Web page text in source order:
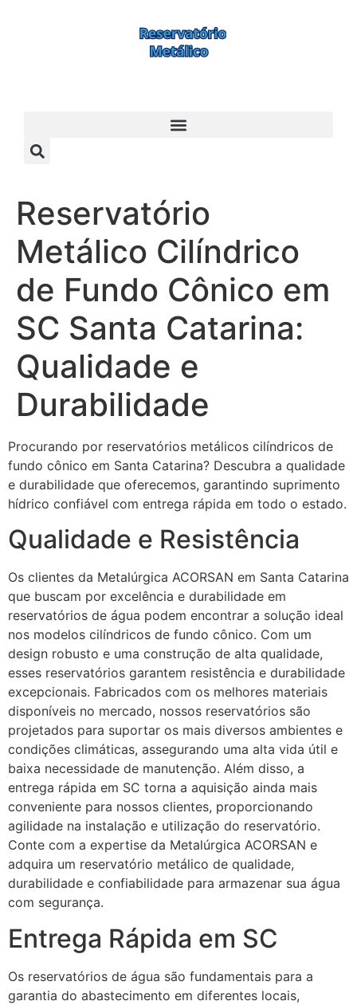
Reservatório
Metálico Cilíndrico
de Fundo Cônico em
SC Santa Catarina:
Qualidade e
Durabilidade
Procurando por reservatórios metálicos cilíndricos de
fundo cônico em Santa Catarina? Descubra a qualidade
e durabilidade que oferecemos, garantindo suprimento
hídrico confiável com entrega rápida em todo o estado.
Qualidade e Resistência
Os clientes da Metalúrgica ACORSAN em Santa Catarina
que buscam por excelência e durabilidade em
reservatórios de água podem encontrar a solução ideal
nos modelos cilíndricos de fundo cônico. Com um
design robusto e uma construção de alta qualidade,
esses reservatórios garantem resistência e durabilidade
excepcionais. Fabricados com os melhores materiais
disponíveis no mercado, nossos reservatórios são
projetados para suportar os mais diversos ambientes e
condições climáticas, assegurando uma alta vida útil e
baixa necessidade de manutenção. Além disso, a
entrega rápida em SC torna a aquisição ainda mais
conveniente para nossos clientes, proporcionando
agilidade na instalação e utilização do reservatório.
Conte com a expertise da Metalúrgica ACORSAN e
adquira um reservatório metálico de qualidade,
durabilidade e confiabilidade para armazenar sua água
com segurança.
Entrega Rápida em SC
Os reservatórios de água são fundamentais para a
garantia do abastecimento em diferentes locais,